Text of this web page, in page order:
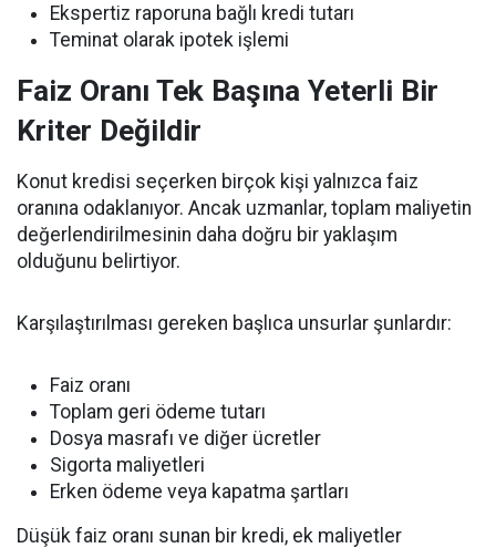
Ekspertiz raporuna bağlı kredi tutarı
Teminat olarak ipotek işlemi
Faiz Oranı Tek Başına Yeterli Bir
Kriter Değildir
Konut kredisi seçerken birçok kişi yalnızca faiz
oranına odaklanıyor. Ancak uzmanlar, toplam maliyetin
değerlendirilmesinin daha doğru bir yaklaşım
olduğunu belirtiyor.
Karşılaştırılması gereken başlıca unsurlar şunlardır:
Faiz oranı
Toplam geri ödeme tutarı
Dosya masrafı ve diğer ücretler
Sigorta maliyetleri
Erken ödeme veya kapatma şartları
Düşük faiz oranı sunan bir kredi, ek maliyetler